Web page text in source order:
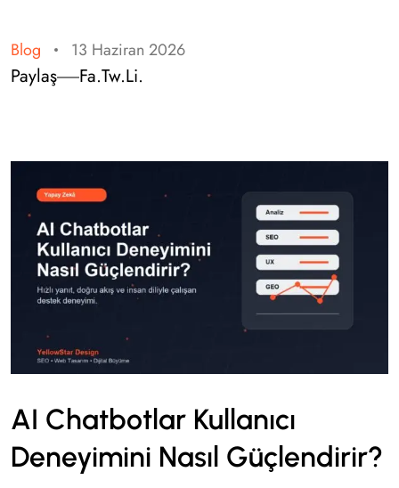
Blog 13 Haziran 2026
Paylaş Fa.Tw.Li.
AI Chatbotlar Kullanıcı
Deneyimini Nasıl Güçlendirir?